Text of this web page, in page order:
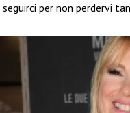
per non perdervi